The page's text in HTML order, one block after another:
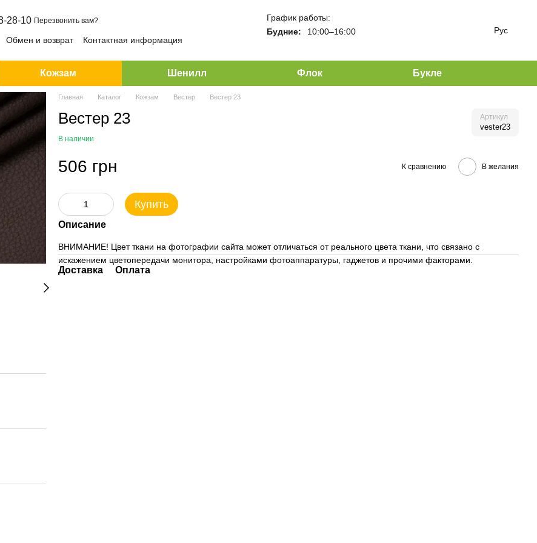
28-10 Перезвонить вам?
Обмен и возврат Контактная информация
График работы:
Будние:
10:00–16:00 Рус
Кожзам Шенилл Флок Букле
Главная Каталог Кожзам Вестер Вестер 23
Вестер 23 Артикул
vester23
В наличии
506 грн К сравнению В желания
Купить
Описание
ВНИМАНИЕ! Цвет ткани на фотографии сайта может отличаться от реального цвета ткани, что связано с
искажением цветопередачи монитора, настройками фотоаппаратуры, гаджетов и прочими факторами.
Доставка Оплата